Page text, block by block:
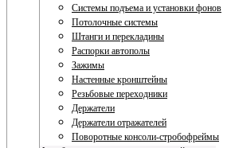
Системы подъема и установки фонов
Потолочные системы
Штанги и перекладины
Распорки автополы
Зажимы
Настенные кронштейны
Резьбовые переходники
Держатели
Держатели отражателей
Поворотные консоли-стробофреймы